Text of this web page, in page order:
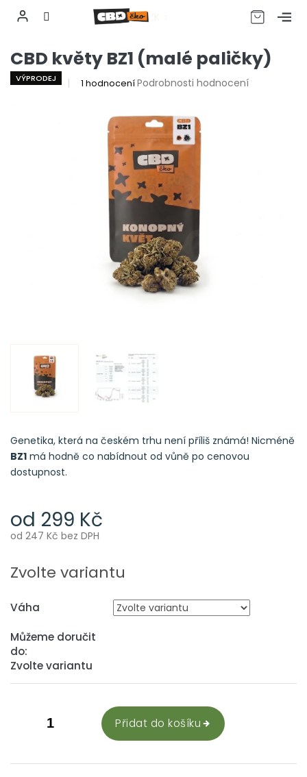
na
obsah
CZK
CBD květy BZ1 (malé paličky)
VÝPRODEJ
Průměrné
hvězdiček.
1 hodnoceníPodrobnosti hodnocení
od 299 Kč
od 247 Kč bez DPH
cena:
Zvolte variantu
Váha
Můžeme doručit
do:
Zvolte variantu
Přidat do košíku
Genetika, která na českém trhu není příliš známá! Nicméně
BZ1 má hodně co nabídnout od vůně po cenovou
dostupnost.